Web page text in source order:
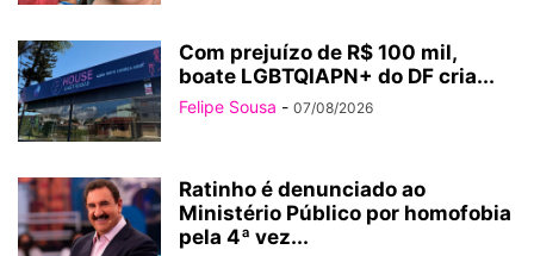
Com prejuízo de R$ 100 mil,
boate LGBTQIAPN+ do DF cria...
Felipe Sousa - 07/08/2026
Ratinho é denunciado ao
Ministério Público por homofobia
pela 4ª vez...